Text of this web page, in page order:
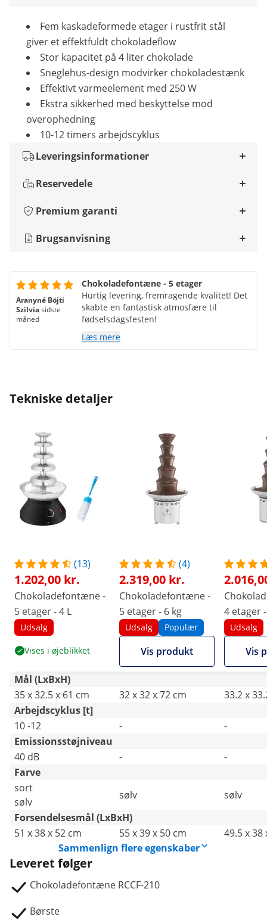
Fem kaskadeformede etager i rustfrit stål
giver et effektfuldt chokoladeflow
Stor kapacitet på 4 liter chokolade
Sneglehus-design modvirker chokoladestænk
Effektivt varmeelement med 250 W
Ekstra sikkerhed med beskyttelse mod
overophedning
10-12 timers arbejdscyklus
Leveringsinformationer
Reservedele
Premium garanti
Brugsanvisning
Aranyné Böjti
Szilviasidste
måned
Chokoladefontæne - 5 etager
Hurtig levering, fremragende kvalitet! Det
skabte en fantastisk atmosfære til
fødselsdagsfesten!
Læs mere
Tekniske detaljer
(13)
1.202,00 kr.
Chokoladefontæne -
5 etager - 4 L
Udsalg
Vises i øjeblikket
(4)
2.319,00 kr.
Chokoladefontæne -
5 etager - 6 kg
Udsalg Populær
Vis produkt
4 etager
Udsalg
Vis
Mål (LxBxH)
35 x 32.5 x 61 cm
32 x 32 x 72 cm
33.2 x
Arbejdscyklus [t]
10 -12
-
-
Emissionsstøjniveau
40 dB
-
-
Farve
sort
sølv
sølv
sølv
Forsendelsesmål (LxBxH)
51 x 38 x 52 cm
55 x 39 x 50 cm
49.5 x 38
Sammenlign flere egenskaber
Leveret følger
Chokoladefontæne RCCF-210
Børste